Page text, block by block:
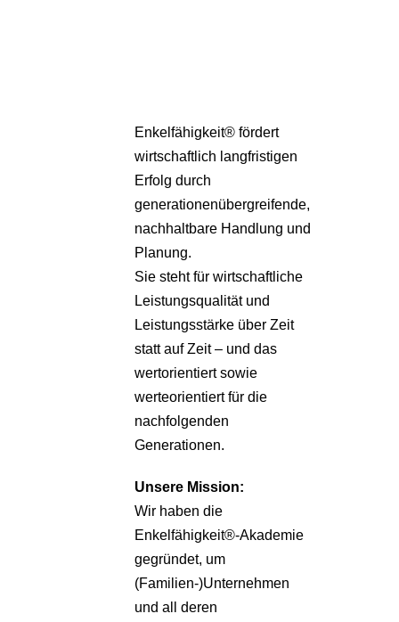
Enkelfähigkeit® fördert
wirtschaftlich langfristigen
Erfolg durch
generationenübergreifende,
nachhaltbare Handlung und
Planung.
Sie steht für wirtschaftliche
Leistungsqualität und
Leistungsstärke über Zeit
statt auf Zeit – und das
wertorientiert sowie
werteorientiert für die
nachfolgenden
Generationen.
Unsere Mission:
Wir haben die
Enkelfähigkeit®-Akademie
gegründet, um
(Familien-)Unternehmen
und all deren